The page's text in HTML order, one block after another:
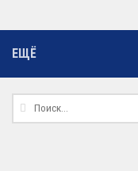
ЕЩЁ
Найти: